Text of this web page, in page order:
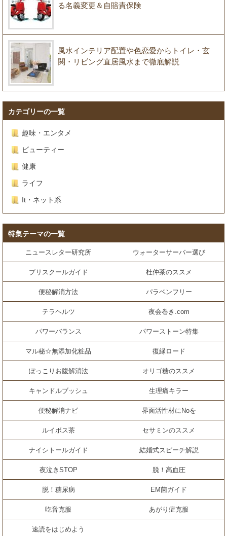
る名義変更＆自賠責保険
風水インテリア配置や色恋愛からトイレ・玄
関・リビング直居風水まで徹底解説
カテゴリーの一覧
趣味・エンタメ
ビューティー
健康
ライフ
It・ネット系
特集テーマの一覧
ニュースレター研究所 ウォーターサーバー選び
プリスクールガイド 杜仲茶のススメ
便秘解消方法 パラベンフリー
テラヘルツ 夜会巻き.com
パワーバランス パワーストーン特集
マル秘☆無添加化粧品 復縁ロード
ぽっこりお腹解消法 オリゴ糖のススメ
キャンドルブッシュ 生理痛キラー
便秘解消ナビ 界面活性材にNoを
ルイボス茶 セサミンのススメ
ナイシトールガイド 結婚式スピーチ解説
夜泣きSTOP 脱！高血圧
脱！糖尿病 EM菌ガイド
吃音克服 あがり症克服
速読をはじめよう